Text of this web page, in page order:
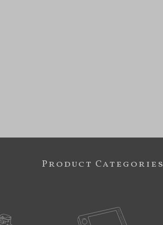
Product Categories